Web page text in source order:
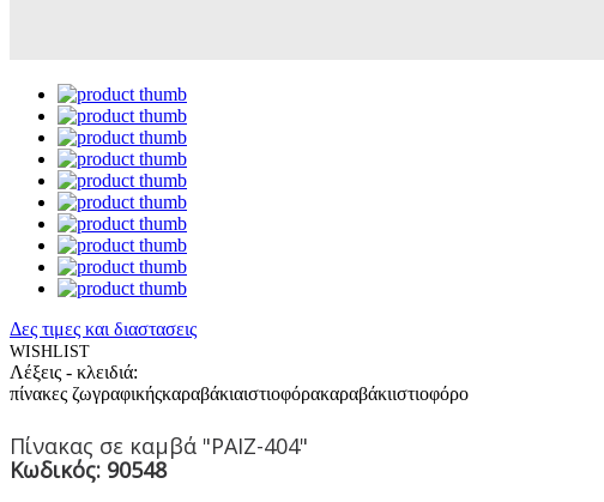
Δες τιμες και διαστασεις
WISHLIST
Λέξεις - κλειδιά:
πίνακες ζωγραφικήςκαραβάκιαιστιοφόρακαραβάκιιστιοφόρο
Πίνακας σε καμβά "PAIZ-404"
Κωδικός: 90548